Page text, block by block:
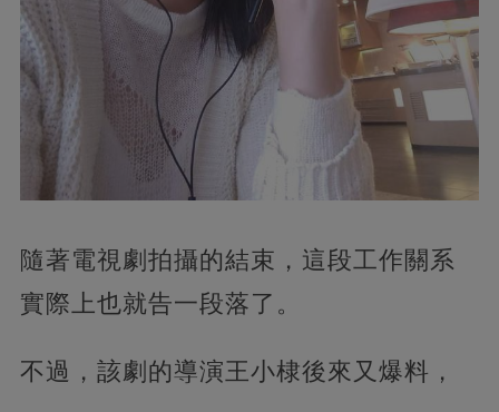
隨著電視劇拍攝的結束，這段工作關系
實際上也就告一段落了。
不過，該劇的導演王小棣後來又爆料，